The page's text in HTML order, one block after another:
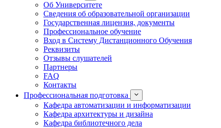
Об Университете
Сведения об образовательной организации
Государственная лицензия, документы
Профессиональное обучение
Вход в Систему Дистанционного Обучения
Реквизиты
Отзывы слушателей
Партнеры
FAQ
Контакты
Профессиональная подготовка
Кафедра автоматизации и информатизации
Кафедра архитектуры и дизайна
Кафедра библиотечного дела